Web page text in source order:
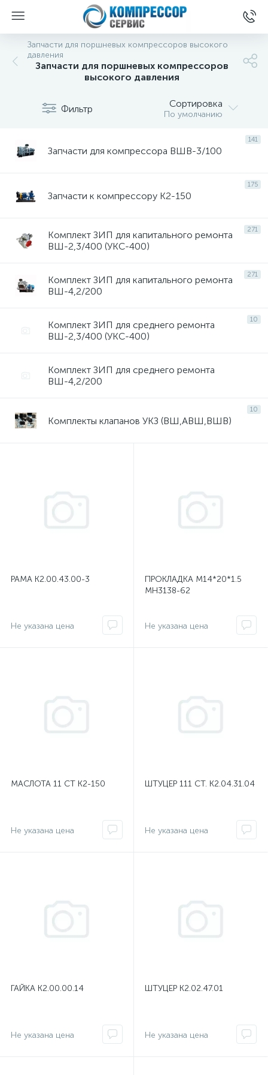
Запчасти для поршневых компрессоров высокого
давления
Запчасти для поршневых компрессоров
высокого давления
Фильтр Сортировка
По умолчанию
141
Запчасти для компрессора ВШВ-3/100
175
Запчасти к компрессору К2-150
271
Комплект ЗИП для капитального ремонта
ВШ-2,3/400 (УКС-400)
271
Комплект ЗИП для капитального ремонта
ВШ-4,2/200
10
Комплект ЗИП для среднего ремонта
ВШ-2,3/400 (УКС-400)
Комплект ЗИП для среднего ремонта
ВШ-4,2/200
10
Комплекты клапанов УКЗ (ВШ,АВШ,ВШВ)
РАМА К2.00.43.00-3
Не указана цена
ПРОКЛАДКА М14*20*1.5
МН3138-62
Не указана цена
МАСЛОТА 11 СТ К2-150
Не указана цена
ШТУЦЕР 111 СТ. К2.04.31.04
Не указана цена
ГАЙКА К2.00.00.14
Не указана цена
ШТУЦЕР К2.02.47.01
Не указана цена